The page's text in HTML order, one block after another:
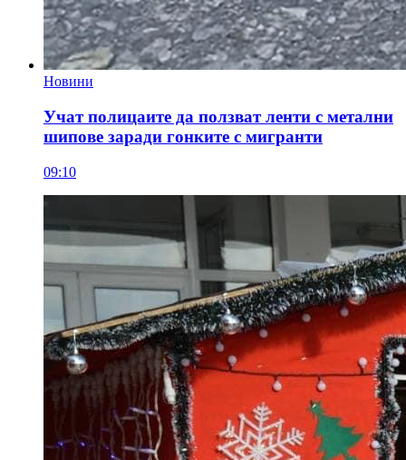
Новини
Учат полицаите да ползват ленти с метални
шипове заради гонките с мигранти
09:10